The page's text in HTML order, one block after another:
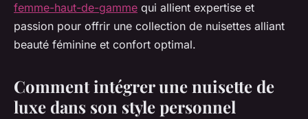
femme-haut-de-gamme qui allient expertise et
passion pour offrir une collection de nuisettes alliant
beauté féminine et confort optimal.
Comment intégrer une nuisette de
luxe dans son style personnel